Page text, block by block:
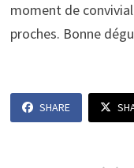
moment de
proches. Bonne
SHARE